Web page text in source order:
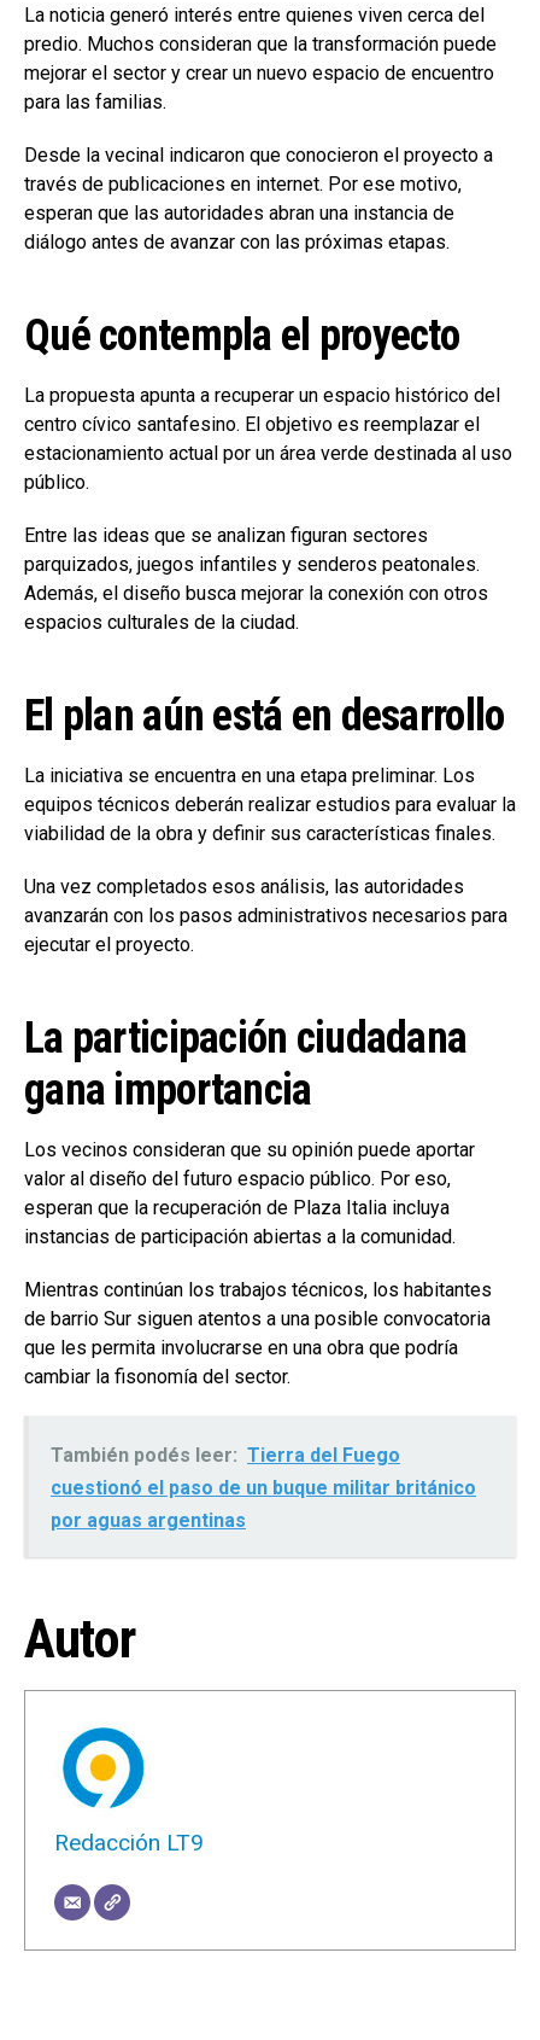
La noticia generó interés entre quienes viven cerca del
predio. Muchos consideran que la transformación puede
mejorar el sector y crear un nuevo espacio de encuentro
para las familias.
Desde la vecinal indicaron que conocieron el proyecto a
través de publicaciones en internet. Por ese motivo,
esperan que las autoridades abran una instancia de
diálogo antes de avanzar con las próximas etapas.
Qué contempla el proyecto
La propuesta apunta a recuperar un espacio histórico del
centro cívico santafesino. El objetivo es reemplazar el
estacionamiento actual por un área verde destinada al uso
público.
Entre las ideas que se analizan figuran sectores
parquizados, juegos infantiles y senderos peatonales.
Además, el diseño busca mejorar la conexión con otros
espacios culturales de la ciudad.
El plan aún está en desarrollo
La iniciativa se encuentra en una etapa preliminar. Los
equipos técnicos deberán realizar estudios para evaluar la
viabilidad de la obra y definir sus características finales.
Una vez completados esos análisis, las autoridades
avanzarán con los pasos administrativos necesarios para
ejecutar el proyecto.
La participación ciudadana
gana importancia
Los vecinos consideran que su opinión puede aportar
valor al diseño del futuro espacio público. Por eso,
esperan que la recuperación de Plaza Italia incluya
instancias de participación abiertas a la comunidad.
Mientras continúan los trabajos técnicos, los habitantes
de barrio Sur siguen atentos a una posible convocatoria
que les permita involucrarse en una obra que podría
cambiar la fisonomía del sector.
También podés leer: Tierra del Fuego
cuestionó el paso de un buque militar británico
por aguas argentinas
Autor
Redacción LT9